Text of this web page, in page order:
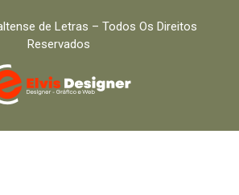
de Letras – Todos Os Direitos
Reservados